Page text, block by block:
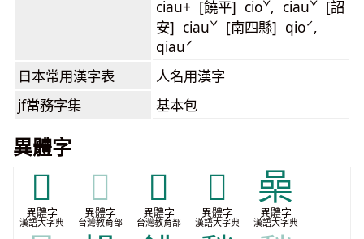
ciau+ [饒平] cioˇ, ciauˇ [詔
安] ciauˇ [南四縣] qioˊ,
qiauˊ
日本常用漢字表 人名用漢字
jf當務字集 基本包
異體字
𠝡
異體字
漢語大字典
𠝡
異體字
台灣教育部
𢊙
異體字
台灣教育部
𣂥
異體字
漢語大字典
喿
異體字
漢語大字典